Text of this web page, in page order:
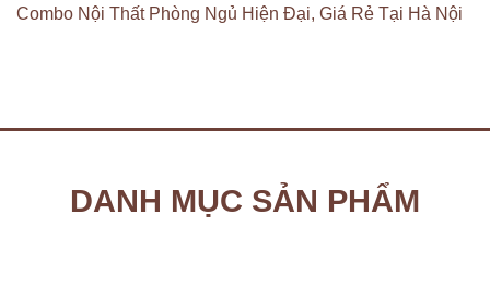
Combo Nội Thất Phòng Ngủ Hiện Đại, Giá Rẻ Tại Hà Nội
DANH MỤC SẢN PHẨM